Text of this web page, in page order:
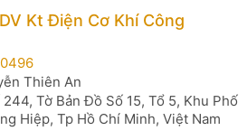
Kt Điện Cơ Khí Công
Thiên An
Tờ Bản Đồ Số 15, Tổ 5, Khu Phố
Hiệp, Tp Hồ Chí Minh, Việt Nam